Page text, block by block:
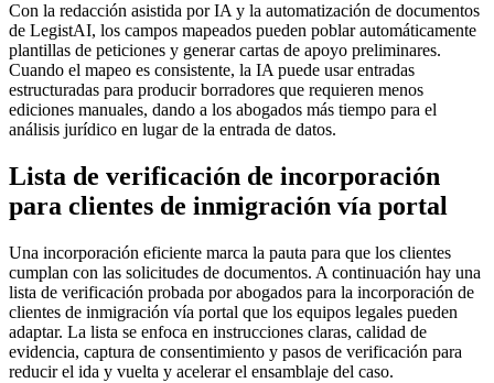
Con la redacción asistida por IA y la automatización de documentos
de LegistAI, los campos mapeados pueden poblar automáticamente
plantillas de peticiones y generar cartas de apoyo preliminares.
Cuando el mapeo es consistente, la IA puede usar entradas
estructuradas para producir borradores que requieren menos
ediciones manuales, dando a los abogados más tiempo para el
análisis jurídico en lugar de la entrada de datos.
Lista de verificación de incorporación
para clientes de inmigración vía portal
Una incorporación eficiente marca la pauta para que los clientes
cumplan con las solicitudes de documentos. A continuación hay una
lista de verificación probada por abogados para la incorporación de
clientes de inmigración vía portal que los equipos legales pueden
adaptar. La lista se enfoca en instrucciones claras, calidad de
evidencia, captura de consentimiento y pasos de verificación para
reducir el ida y vuelta y acelerar el ensamblaje del caso.